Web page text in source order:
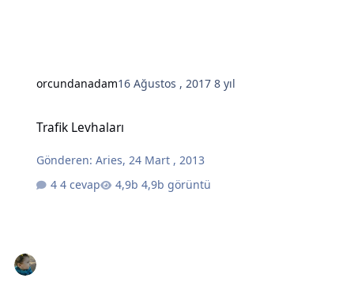
orcundanadam16 Ağustos , 20178 yıl
Trafik Levhaları
Gönderen:Aries,24 Mart , 2013
4 cevap
4,9b görüntü